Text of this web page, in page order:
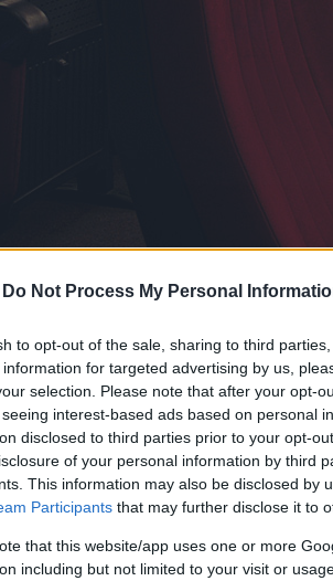
Do Not Process My Personal
to opt-out of the sale, sharing to third
for targeted advertising by us,
selection. Please note that after your opt-
interest-based ads based on personal
disclosed to third parties prior to your opt-
of your personal information by third
This information may also be disclosed by
Participants that may further disclose it to
that this website/app uses one or more
including but not limited to your visit or